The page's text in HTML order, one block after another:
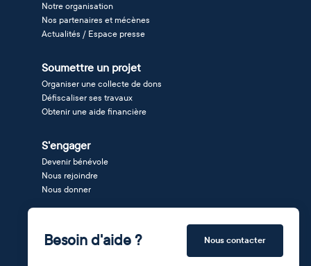
Notre organisation
Nos partenaires et mécènes
Actualités / Espace presse
Soumettre un projet
Organiser une collecte de dons
Défiscaliser ses travaux
Obtenir une aide financière
S'engager
Devenir bénévole
Nous rejoindre
Nous donner
Besoin d'aide ? Nous contacter